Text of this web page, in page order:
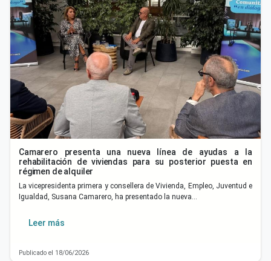
Camarero presenta una nueva línea de ayudas a la
rehabilitación de viviendas para su posterior puesta en
régimen de alquiler
La vicepresidenta primera y consellera de Vivienda, Empleo, Juventud e
Igualdad, Susana Camarero, ha presentado la nueva…
Leer más
Publicado el 18/06/2026